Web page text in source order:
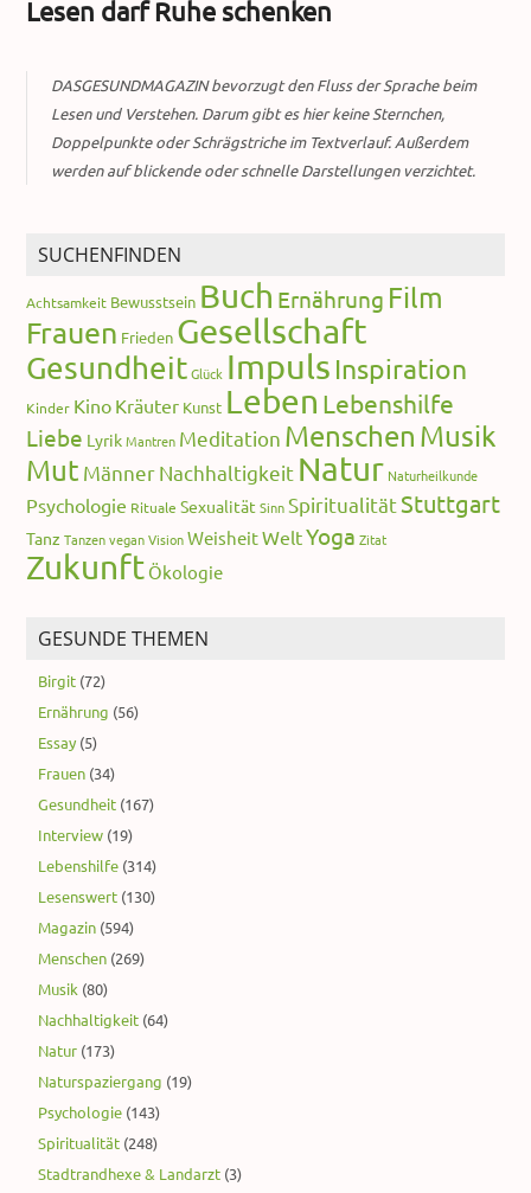
Lesen darf Ruhe schenken
DASGESUNDMAGAZIN bevorzugt den Fluss der Sprache beim
Lesen und Verstehen. Darum gibt es hier keine Sternchen,
Doppelpunkte oder Schrägstriche im Textverlauf. Außerdem
werden auf blickende oder schnelle Darstellungen verzichtet.
SUCHENFINDEN
Achtsamkeit Bewusstsein Buch Ernährung Film
Frauen Frieden Gesellschaft
Gesundheit Glück Impuls Inspiration
Kinder Kino Kräuter Kunst Leben Lebenshilfe
Liebe Lyrik Mantren Meditation Menschen Musik
Mut MännerNachhaltigkeit Natur Naturheilkunde
Psychologie Rituale Sexualität Sinn SpiritualitätStuttgart
Tanz Tanzen vegan Vision WeisheitWeltYoga Zitat
Zukunft Ökologie
GESUNDE THEMEN
Birgit (72)
Ernährung (56)
Essay (5)
Frauen (34)
Gesundheit (167)
Interview (19)
Lebenshilfe (314)
Lesenswert (130)
Magazin (594)
Menschen (269)
Musik (80)
Nachhaltigkeit (64)
Natur (173)
Naturspaziergang (19)
Psychologie (143)
Spiritualität (248)
Stadtrandhexe & Landarzt (3)